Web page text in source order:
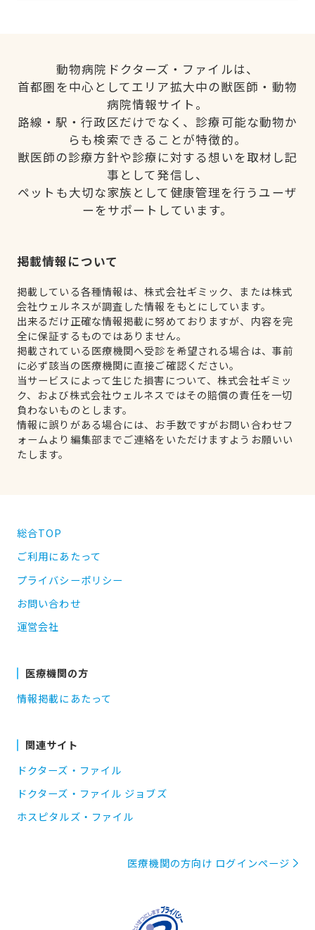
動物病院ドクターズ・ファイルは、
首都圏を中心としてエリア拡大中の獣医師・動物
病院情報サイト。
路線・駅・行政区だけでなく、診療可能な動物か
らも検索できることが特徴的。
獣医師の診療方針や診療に対する想いを取材し記
事として発信し、
ペットも大切な家族として健康管理を行うユーザ
ーをサポートしています。
掲載情報について
掲載している各種情報は、株式会社ギミック、または株式
会社ウェルネスが調査した情報をもとにしています。
出来るだけ正確な情報掲載に努めておりますが、内容を完
全に保証するものではありません。
掲載されている医療機関へ受診を希望される場合は、事前
に必ず該当の医療機関に直接ご確認ください。
当サービスによって生じた損害について、株式会社ギミッ
ク、および株式会社ウェルネスではその賠償の責任を一切
負わないものとします。
情報に誤りがある場合には、お手数ですがお問い合わせフ
ォームより編集部までご連絡をいただけますようお願いい
たします。
総合TOP
ご利用にあたって
プライバシーポリシー
お問い合わせ
運営会社
医療機関の方
情報掲載にあたって
関連サイト
ドクターズ・ファイル
ドクターズ・ファイル ジョブズ
ホスピタルズ・ファイル
医療機関の方向け ログインページ